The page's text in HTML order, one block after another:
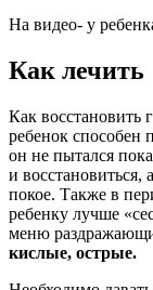
На видео- у
Как лечить
Как восстановить
ребенок способен
он не пытался
и восстановиться,
покое. Также в
ребенку лучше
меню
кислые, острые.